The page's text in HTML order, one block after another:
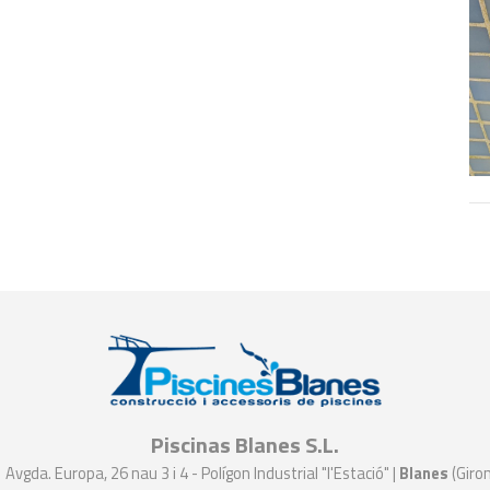
Piscinas Blanes S.L.
Avgda. Europa, 26 nau 3 i 4 - Polígon Industrial "l'Estació" | Blanes